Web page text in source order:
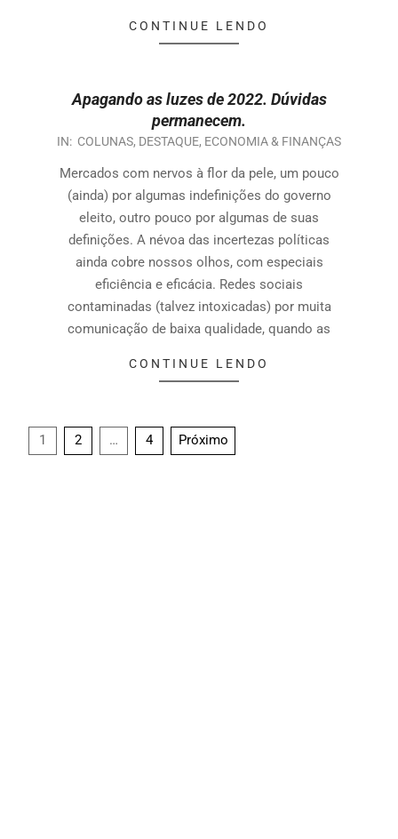
CONTINUE LENDO
Apagando as luzes de 2022. Dúvidas
permanecem.
IN: COLUNAS, DESTAQUE, ECONOMIA & FINANÇAS
Mercados com nervos à flor da pele, um pouco
(ainda) por algumas indefinições do governo
eleito, outro pouco por algumas de suas
definições. A névoa das incertezas políticas
ainda cobre nossos olhos, com especiais
eficiência e eficácia. Redes sociais
contaminadas (talvez intoxicadas) por muita
comunicação de baixa qualidade, quando as
CONTINUE LENDO
1 2 … 4 Próximo